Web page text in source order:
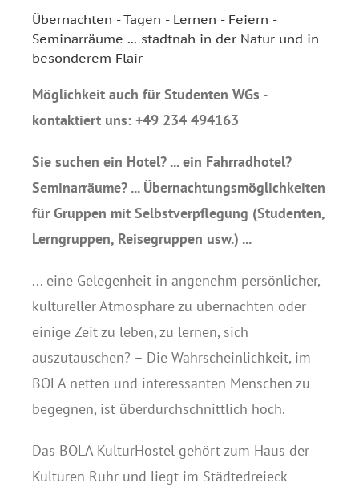
Übernachten - Tagen - Lernen - Feiern -
Seminarräume ... stadtnah in der Natur und in
besonderem Flair
Möglichkeit auch für Studenten WGs -
kontaktiert uns: +49 234 494163
Sie suchen ein Hotel? ... ein Fahrradhotel?
Seminarräume? ... Übernachtungsmöglichkeiten
für Gruppen mit Selbstverpflegung (Studenten,
Lerngruppen, Reisegruppen usw.) ...
... eine Gelegenheit in angenehm persönlicher,
kultureller Atmosphäre zu übernachten oder
einige Zeit zu leben, zu lernen, sich
auszutauschen? – Die Wahrscheinlichkeit, im
BOLA netten und interessanten Menschen zu
begegnen, ist überdurchschnittlich hoch.
Das BOLA KulturHostel gehört zum Haus der
Kulturen Ruhr und liegt im Städtedreieck